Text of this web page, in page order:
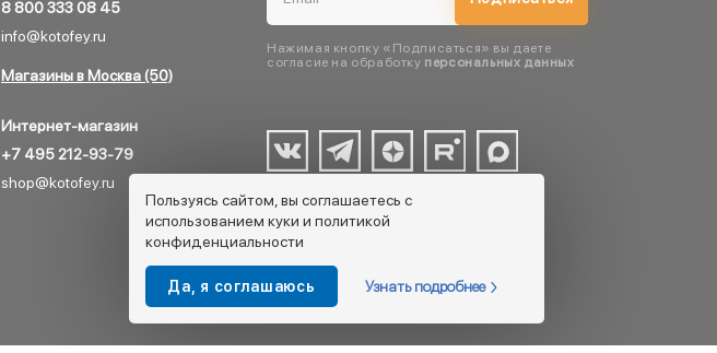
8 800 333 08 45
info@kotofey.ru
Магазины в Москва (50)
Интернет-магазин
+7 495 212-93-79
shop@kotofey.ru
Нажимая кнопку «Подписаться» вы даете
согласие на обработку персональных данных
Пользуясь сайтом, вы соглашаетесь с
использованием куки и политикой
конфиденциальности
Да, я соглашаюсь Узнать подробнее